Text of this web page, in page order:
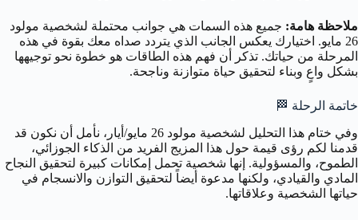
ملاحظة هامة: جميع هذه السمات هي جوانب محتملة لشخصية مولود
26 مايو. اختيارك يعكس الجانب الذي يتردد صداه معك بقوة في هذه
المرحلة من حياتك. تذكر أن فهم هذه الطاقات هو خطوة نحو توجيهها
بشكل واعٍ وبناء لتحقيق حياة متوازنة وناجحة.
خاتمة الرحلة 🏁
وفي ختام هذا التحليل لشخصية مولود 26 مايو/أيار، نأمل أن نكون قد
قدمنا لكم رؤى قيمة حول هذا المزيج الفريد من الذكاء الجوزائي،
الطموح، والمسؤولية. إنها شخصية تحمل إمكانات كبيرة لتحقيق النجاح
المادي والقيادي، ولكنها مدعوة أيضاً لتحقيق التوازن والانسجام في
حياتها الشخصية وعلاقاتها.